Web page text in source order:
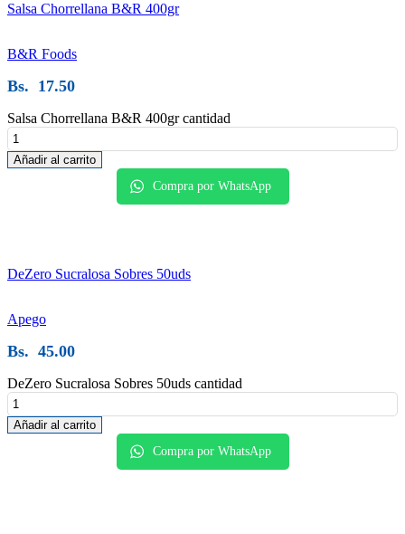
Salsa Chorrellana B&R 400gr
B&R Foods
Bs. 17.50
Salsa Chorrellana B&R 400gr cantidad
Añadir al carrito
Compra por WhatsApp
DeZero Sucralosa Sobres 50uds
Apego
Bs. 45.00
DeZero Sucralosa Sobres 50uds cantidad
Añadir al carrito
Compra por WhatsApp